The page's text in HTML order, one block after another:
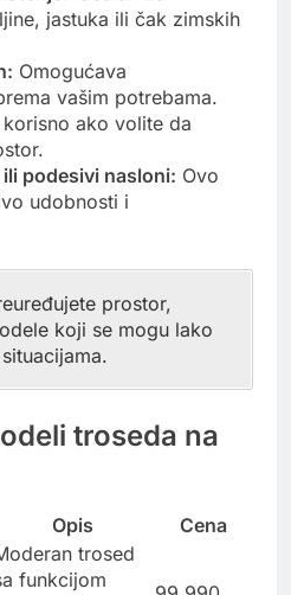
jastuka ili čak zimskih
Omogućava
vašim potrebama.
ako volite da
podesivi nasloni: Ovo
udobnosti i
prostor,
koji se mogu lako
troseda na
Opis Cena
trosed
funkcijom